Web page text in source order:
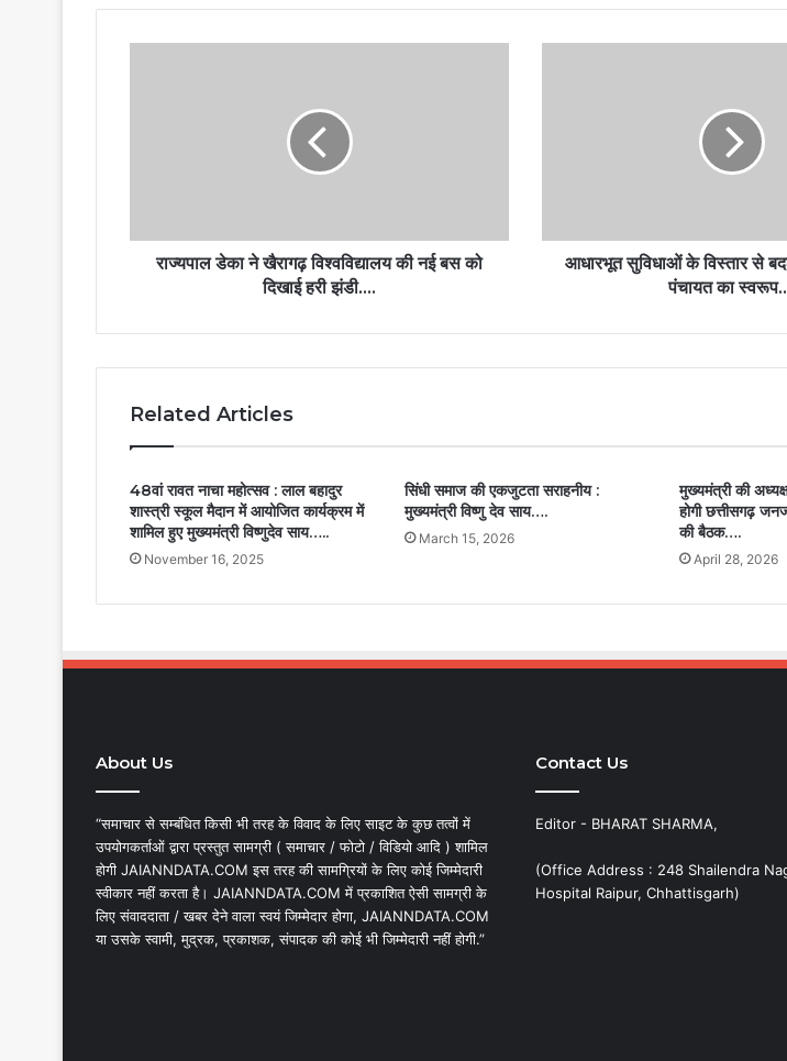
राज्यपाल डेका ने खैरागढ़ विश्वविद्यालय की नई बस को
दिखाई हरी झंडी….
आधारभूत सुविधाओं के विस्तार से
पंचायत का
Related Articles
48वां रावत नाचा महोत्सव : लाल बहादुर
शास्त्री स्कूल मैदान में आयोजित कार्यक्रम में
शामिल हुए मुख्यमंत्री विष्णुदेव साय…..
November 16, 2025
सिंधी समाज की एकजुटता सराहनीय :
मुख्यमंत्री विष्णु देव साय….
March 15, 2026
मुख्यमंत्री की
होगी छत्तीसगढ़
की बैठक….
April 28, 2026
About Us
“समाचार से सम्बंधित किसी भी तरह के विवाद के लिए साइट के कुछ तत्वों में
उपयोगकर्ताओं द्वारा प्रस्तुत सामग्री ( समाचार / फोटो / विडियो आदि ) शामिल
होगी JAIANNDATA.COM इस तरह की सामग्रियों के लिए कोई जिम्मेदारी
स्वीकार नहीं करता है। JAIANNDATA.COM में प्रकाशित ऐसी सामग्री के
लिए संवाददाता / खबर देने वाला स्वयं जिम्मेदार होगा, JAIANNDATA.COM
या उसके स्वामी, मुद्रक, प्रकाशक, संपादक की कोई भी जिम्मेदारी नहीं होगी.”
Contact Us
Editor - BHARAT SHARMA,
(Office Address : 248 Shailendra
Hospital Raipur, Chhattisgarh)